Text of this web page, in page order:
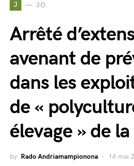
J JO
Arrêté
avenant de
dans les
de «
élevage » de
by Rado Andriamampionona 14 mai